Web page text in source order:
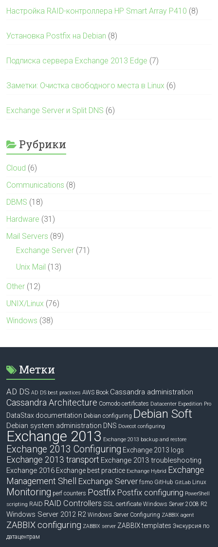
Настройка RAID-контроллера HP Smart Array P410 (8)
Установка Postfix на Debian (8)
Подписка сервера Exchange 2013 Edge (7)
Заметки: Очистка свободного места в Linux (6)
Exchange Server и Split DNS (6)
Рубрики
Cloud (6)
Communications (8)
DBMS (18)
Hardware (31)
Mail Servers (89)
Exchange Server (71)
Unix Mail (13)
Other (12)
UNIX/Linux (76)
Windows (38)
Метки
AD DS AD DS best practices AWS Book Cassandra administration
Cassandra Architecture Comodo certificates Datacenter Expedition Pro
DataStax documentation Debian configuring Debian Soft
Debian system administration DNS Dovecot configuring
Exchange 2013 Exchange 2013 backup and restore
Exchange 2013 Configuring Exchange 2013 logs
Exchange 2013 transport Exchange 2013 troubleshooting
Exchange 2016 Exchange best practice Exchange Hybrid Exchange
Management Shell
Exchange Server fsmo GitHub GitLab Linux
Monitoring perf counters Postfix Postfix configuring PowerShell
scripting RAID RAID Controllers SSL certificate Windows Server 2008 R2
Windows Server 2012 R2 Windows Server Configuring ZABBIX agent
ZABBIX configuring ZABBIX server ZABBIX templates Экскурсия по
датацентрам